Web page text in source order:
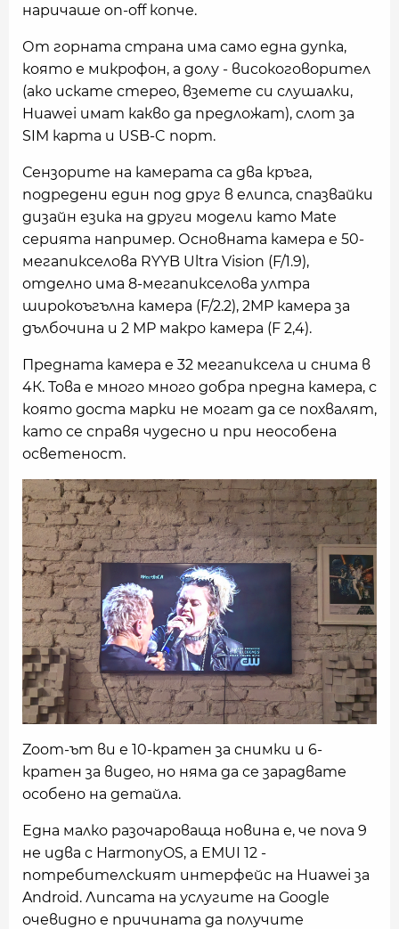
наричаше on-off копче.
От горната страна има само една дупка,
която е микрофон, а долу - високоговорител
(ако искате стерео, вземете си слушалки,
Huawei имат какво да предложат), слот за
SIM карта и USB-C порт.
Сензорите на камерата са два кръга,
подредени един под друг в елипса, спазвайки
дизайн езика на други модели като Mate
серията например. Основната камера е 50-
мегапикселова RYYB Ultra Vision (F/1.9),
отделно има 8-мегапикселова ултра
широкоъгълна камера (F/2.2), 2MP камера за
дълбочина и 2 MP макро камера (F 2,4).
Предната камера е 32 мегапиксела и снима в
4К. Това е много много добра предна камера, с
която доста марки не могат да се похвалят,
като се справя чудесно и при неособена
осветеност.
Zoom-ът ви е 10-кратен за снимки и 6-
кратен за видео, но няма да се зарадвате
особено на детайла.
Една малко разочароваща новина е, че nova 9
не идва с HarmonyOS, а EMUI 12 -
потребителският интерфейс на Huawei за
Android. Липсата на услугите на Google
очевидно е причината да получите